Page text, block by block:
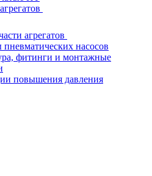
агрегатов
насосов
фитинги и монтажные
повышения давления